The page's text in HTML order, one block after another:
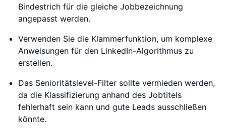
Bindestrich für die gleiche Jobbezeichnung
angepasst werden.
Verwenden Sie die Klammerfunktion, um komplexe
Anweisungen für den LinkedIn-Algorithmus zu
erstellen.
Das Senioritätslevel-Filter sollte vermieden werden,
da die Klassifizierung anhand des Jobtitels
fehlerhaft sein kann und gute Leads ausschließen
könnte.